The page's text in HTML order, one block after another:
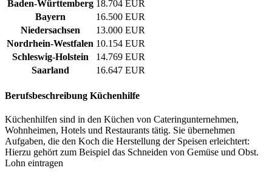
Baden-Württemberg 18.704 EUR
Bayern
16.500 EUR
Niedersachsen
13.000 EUR
Nordrhein-Westfalen 10.154 EUR
Schleswig-Holstein
14.769 EUR
Saarland
16.647 EUR
Berufsbeschreibung Küchenhilfe
Küchenhilfen sind in den Küchen von Cateringunternehmen,
Wohnheimen, Hotels und Restaurants tätig. Sie übernehmen
Aufgaben, die den Koch die Herstellung der Speisen erleichtert:
Hierzu gehört zum Beispiel das Schneiden von Gemüse und Obst.
Lohn eintragen